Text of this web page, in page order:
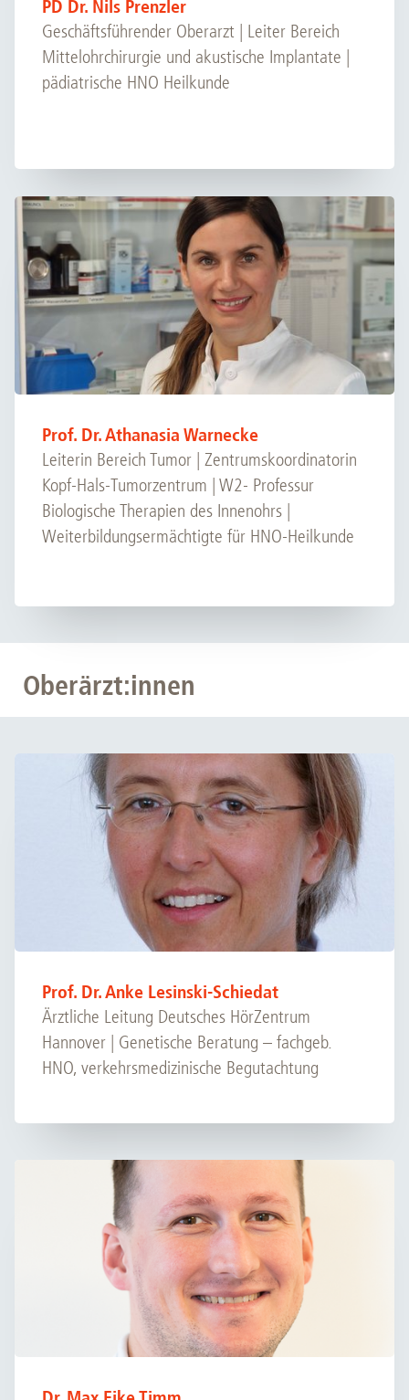
PD Dr. Nils Prenzler
Geschäftsführender Oberarzt | Leiter Bereich
Mittelohrchirurgie und akustische Implantate |
pädiatrische HNO Heilkunde
Prof. Dr. Athanasia Warnecke
Leiterin Bereich Tumor | Zentrumskoordinatorin
Kopf-Hals-Tumorzentrum | W2- Professur
Biologische Therapien des Innenohrs |
Weiterbildungsermächtigte für HNO-Heilkunde
Oberärzt:innen
Prof. Dr. Anke Lesinski-Schiedat
Ärztliche Leitung Deutsches HörZentrum
Hannover | Genetische Beratung – fachgeb.
HNO, verkehrsmedizinische Begutachtung